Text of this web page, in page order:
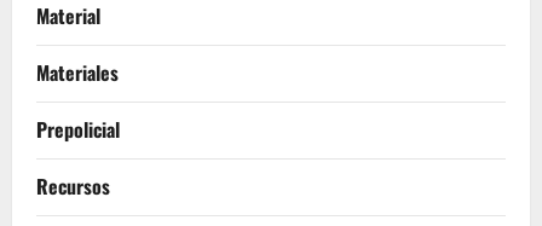
Material
Materiales
Prepolicial
Recursos